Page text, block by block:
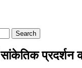
प्रदर्शन